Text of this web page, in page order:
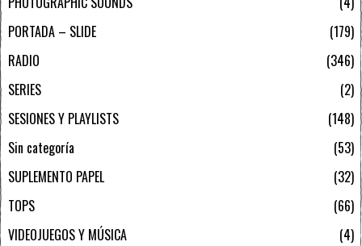
PORTADA – SLIDE
179
RADIO
346
SERIES
2
SESIONES Y PLAYLISTS
148
Sin categoría
53
SUPLEMENTO PAPEL
32
TOPS
66
VIDEOJUEGOS Y MÚSICA
4